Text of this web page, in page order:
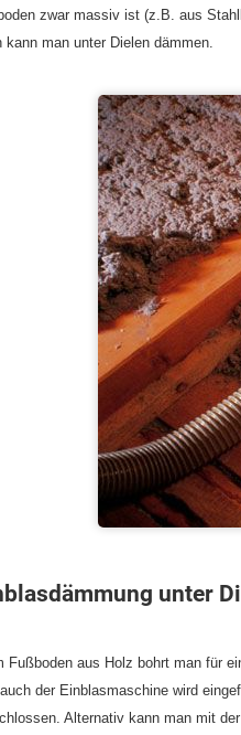
zwar massiv ist (z.B. aus
kann man unter Dielen dämmen.
unter
Fußboden aus Holz bohrt man für
der Einblasmaschine wird
Alternativ kann man mit